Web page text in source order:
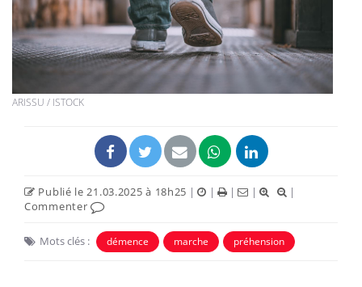
ARISSU / ISTOCK
Publié le 21.03.2025 à 18h25 | | | |
|
Commenter
Mots clés : démence marche préhension